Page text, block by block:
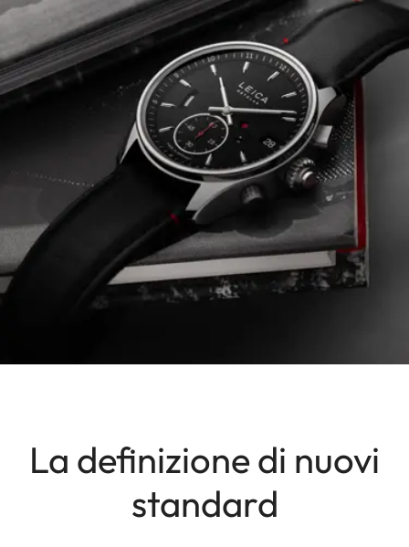
La definizione di nuovi
standard